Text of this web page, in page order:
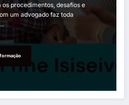
os procedimentos, desafios e
um advogado faz toda